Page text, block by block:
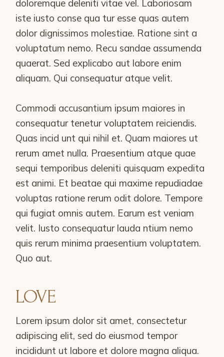
doloremque deleniti vitae vel. Laboriosam
iste iusto conse qua tur esse quas autem
dolor dignissimos molestiae. Ratione sint a
voluptatum nemo. Recu sandae assumenda
quaerat. Sed explicabo aut labore enim
aliquam. Qui consequatur atque velit.
Commodi accusantium ipsum maiores in
consequatur tenetur voluptatem reiciendis.
Quas incid unt qui nihil et. Quam maiores ut
rerum amet nulla. Praesentium atque quae
sequi temporibus deleniti quisquam expedita
est animi. Et beatae qui maxime repudiadae
voluptas ratione rerum odit dolore. Tempore
qui fugiat omnis autem. Earum est veniam
velit. Iusto consequatur lauda ntium nemo
quis rerum minima praesentium voluptatem.
Quo aut.
LOVE
Lorem ipsum dolor sit amet, consectetur
adipiscing elit, sed do eiusmod tempor
incididunt ut labore et dolore magna aliqua.